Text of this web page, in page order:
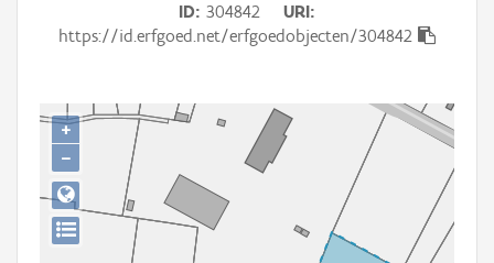
Gebeurtenis
Persoon of collectief
Downloads
ID 304842
URI
https://id.erfgoed.net/erfgoedobjecten/304842
+
−